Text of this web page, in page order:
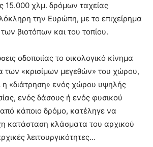
15.000 χλμ. δρόμων ταχείας
την Ευρώπη, με το επιχείρημα
βιοτόπων και του τοπίου.
οδοποιίας το οικολογικό κίνημα
των «κρισίμων μεγεθών» του χώρου,
η «διάτρηση» ενός χώρου υψηλής
ενός δάσους ή ενός φυσικού
κάποιο δρόμο, κατέληγε να
κατάσταση κλάσματα του αρχικού
λειτουργικότητες…